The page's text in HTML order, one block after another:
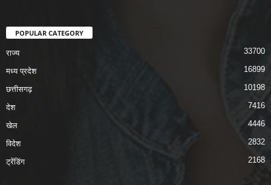
POPULAR CATEGORY
राज्य 33700
मध्य प्रदेश 16899
छत्तीसगढ़ 10198
देश 7416
खेल 4446
विदेश 2832
ट्रेंडिंग 2168